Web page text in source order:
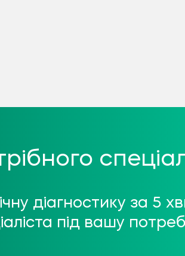
діагностику за 5
під вашу